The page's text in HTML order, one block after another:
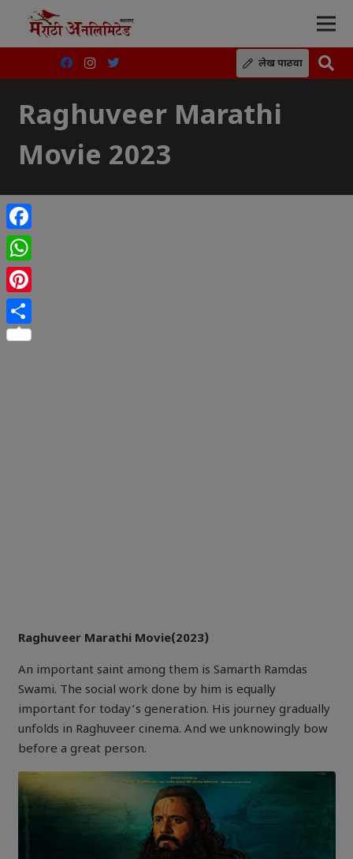
लेख पाठवा
Raghuveer Marathi
Movie 2023
Raghuveer Marathi Movie(2023)
An important saint among them is Samarth Ramdas
Swami. The social work done by him is equally
important for today’s generation. His journey gradually
unfolds in Raghuveer cinema. And we unknowingly bow
before a great person.
Facebook
WhatsApp
Pinterest
Share